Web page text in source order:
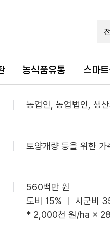
농식품유통 스마
농업인, 농업법인, 생
토양개량 등을 위한
560백만 원
도비 15% ㅣ 시군비
* 2,000천 원/ha ×